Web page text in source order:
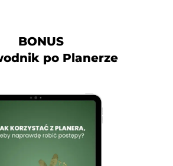
BONUS
po Planerze